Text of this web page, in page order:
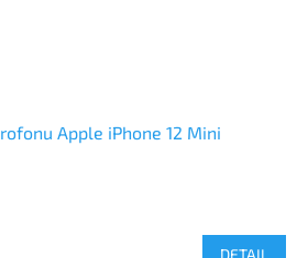
Apple iPhone 12 Mini